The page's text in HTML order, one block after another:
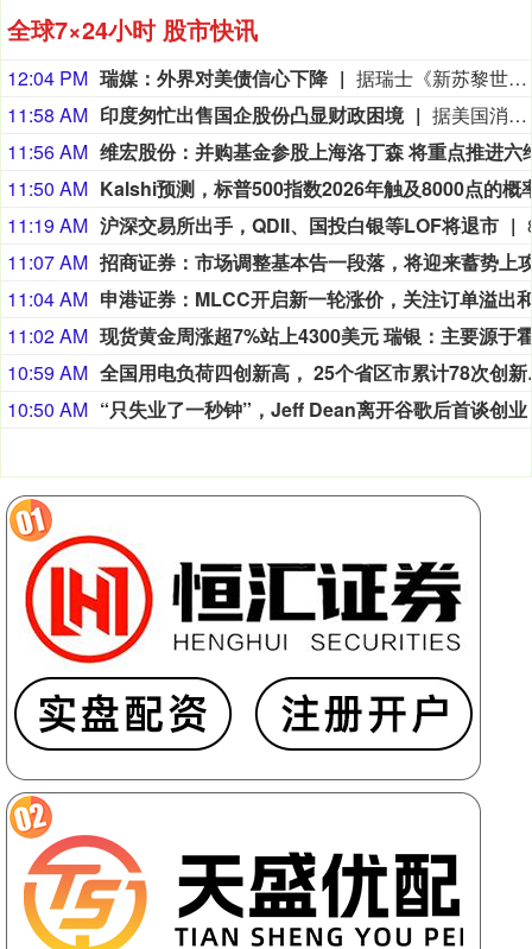
全球7×24小时 股市快讯
12:04 PM 瑞媒：外界对美债信心下降
据瑞士《新苏黎世报》网站8月5日报道，截至2025年底，美国未偿国债规模达30.7万亿美元，相当于美国国内生产总值的95%左右。政府总债务甚至更高，占国内生产总值比例超过120%，但其中一部分并未在市场上流通，而是由美国联邦储备委员会（美联储）等机构持有。（参考消息）
11:58 AM 印度匆忙出售国企股份凸显财政困境
据美国消费者新闻与商业频道网站8月5日报道，印度政府今年一直急于出售其在国有企业的股份。到目前为止，该国已经减持了10家国有企业的股份，今年共筹集资金超过6200亿卢比（约合65亿美元）。当通胀压力和财政限制可能抑制政府支出时，印度很难保住全球增长最快的大型经济体的地位。报道称，但印度不能失去其经济增长优势，因为它正在争夺全球投资者的注意力。这些投资者已经把印度放在了次要位置，因为他们专注于人工智能驱动的业务，而这正是这个南亚国家的经济增长故事所缺失的。（参考消息）
11:56 AM
11:50 AM
11:19 AM 沪深交易所出手，QDII、国投白银等LOF将退市
11:07 AM
11:04 AM
11:02 AM
10:59 AM
全国用
10:50 AM “只失业了一秒钟”，Jeff Dean离开谷歌后首谈创业